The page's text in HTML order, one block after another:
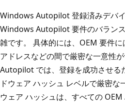
Windows Autopilot 登録済みデバ
Windows Autopilot 要件のバラン
雑です。 具体的には、OEM 要件
アドレスなどの間で厳密な一意性
Autopilot では、登録を成功させる
ドウェア ハッシュ レベルで厳密な
ウェア ハッシュは、すべての